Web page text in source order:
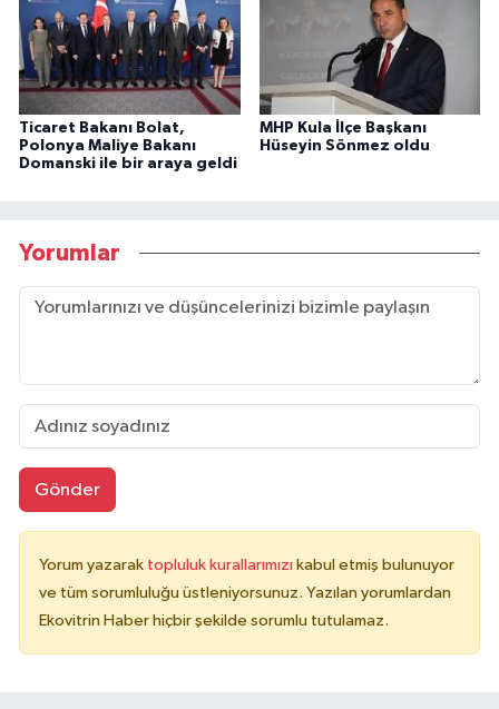
Ticaret Bakanı Bolat,
Polonya Maliye Bakanı
Domanski ile bir araya geldi
MHP Kula İlçe Başkanı
Hüseyin Sönmez oldu
Yorumlar
Gönder
Yorum yazarak topluluk kurallarımızı kabul etmiş bulunuyor
ve tüm sorumluluğu üstleniyorsunuz. Yazılan yorumlardan
Ekovitrin Haber hiçbir şekilde sorumlu tutulamaz.